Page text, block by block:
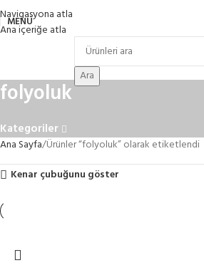
Navigasyona atla
Ana içeriğe atla
MENÜ
Ara
folyoluk
Kategoriler
Ana Sayfa Ürünler “folyoluk” olarak etiketlendi
Kenar çubuğunu göster